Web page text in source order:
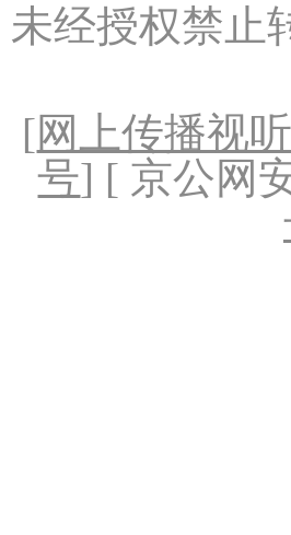
未经授权禁止
[网上传播视
号] [ 京公网